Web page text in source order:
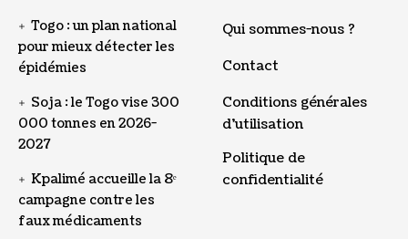
Togo : un plan national
pour mieux détecter les
épidémies
Soja : le Togo vise 300
000 tonnes en 2026-
2027
Kpalimé accueille la 8ᵉ
campagne contre les
faux médicaments
Qui sommes-nous ?
Contact
Conditions générales
d’utilisation
Politique de
confidentialité